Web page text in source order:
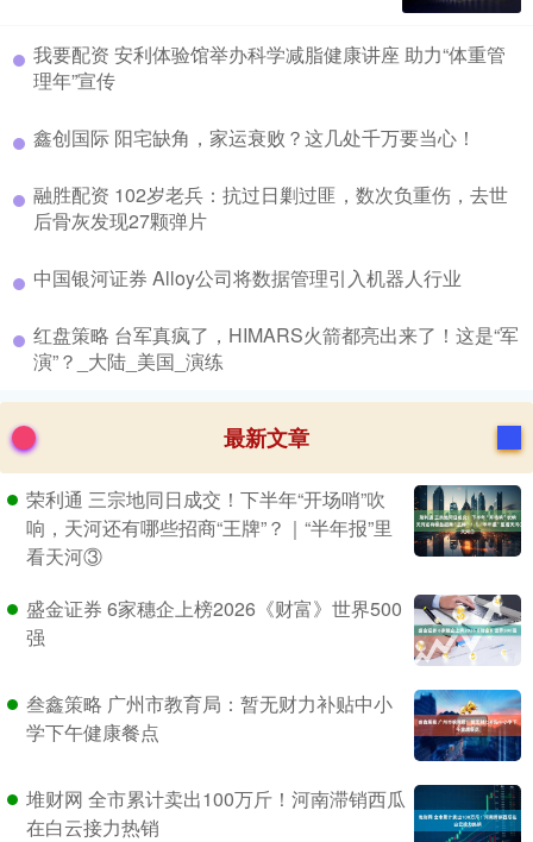
​我要配资 安利体验馆举办科学减脂健康讲座 助力“体重管
理年”宣传
​鑫创国际 阳宅缺角，家运衰败？这几处千万要当心！
​融胜配资 102岁老兵：抗过日剿过匪，数次负重伤，去世
后骨灰发现27颗弹片
​中国银河证券 Alloy公司将数据管理引入机器人行业
​红盘策略 台军真疯了，HIMARS火箭都亮出来了！这是“军
演”？_大陆_美国_演练
最新文章
荣利通 三宗地同日成交！下半年“开场哨”吹
响，天河还有哪些招商“王牌”？｜“半年报”里
看天河③
盛金证券 6家穗企上榜2026《财富》世界500
强
叁鑫策略 广州市教育局：暂无财力补贴中小
学下午健康餐点
堆财网 全市累计卖出100万斤！河南滞销西瓜
在白云接力热销